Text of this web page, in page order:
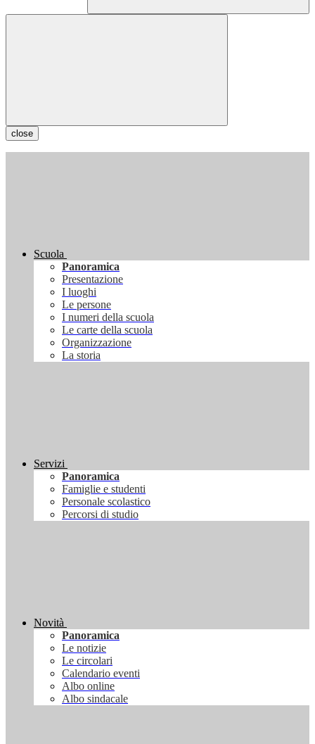
close
Scuola
Panoramica
Presentazione
I luoghi
Le persone
I numeri della scuola
Le carte della scuola
Organizzazione
La storia
Servizi
Panoramica
Famiglie e studenti
Personale scolastico
Percorsi di studio
Novità
Panoramica
Le notizie
Le circolari
Calendario eventi
Albo online
Albo sindacale